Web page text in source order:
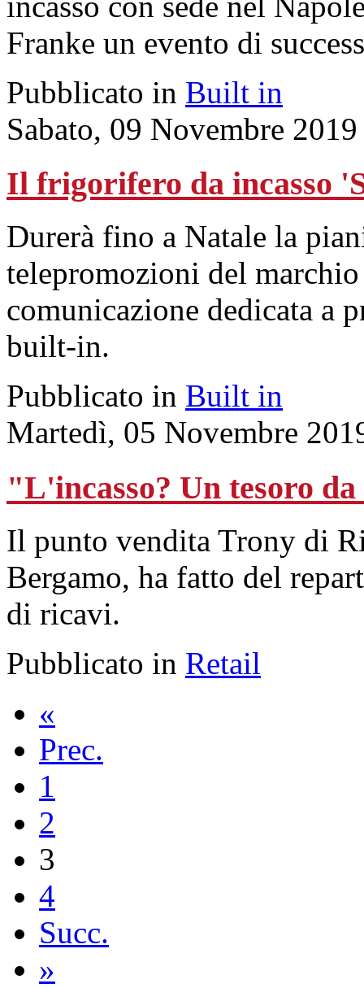
Franke un evento di
Pubblicato in Built in
Sabato, 09 Novembre
Il frigorifero da incasso
Durerà fino a Natale la
telepromozioni del
comunicazione dedicata a
built-in.
Pubblicato in Built in
Martedì, 05 Novembre
"L'incasso? Un tesoro
Il punto vendita Trony di
Bergamo, ha fatto del
di ricavi.
Pubblicato in Retail
«
Prec.
1
2
3
4
Succ.
»